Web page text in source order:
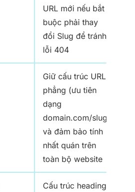
URL mới nếu bắt
buộc phải thay
đổi Slug để tránh
lỗi 404
Giữ cấu trúc URL
phẳng (ưu tiên
dạng
domain.com/slug)
và đảm bảo tính
nhất quán trên
toàn bộ website
Cấu trúc heading